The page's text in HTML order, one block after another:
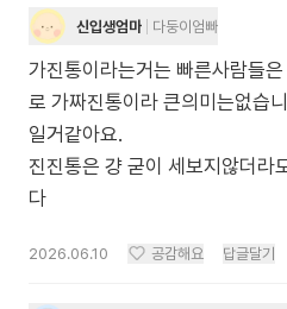
신입생엄마 다둥이엄빠
가진통이라는거는 빠른사람들
로 가짜진통이라 큰의미는없습
일거같아요.
진진통은 걍 굳이 세보지않더라
다
2026.06.10 공감해요 답글달기